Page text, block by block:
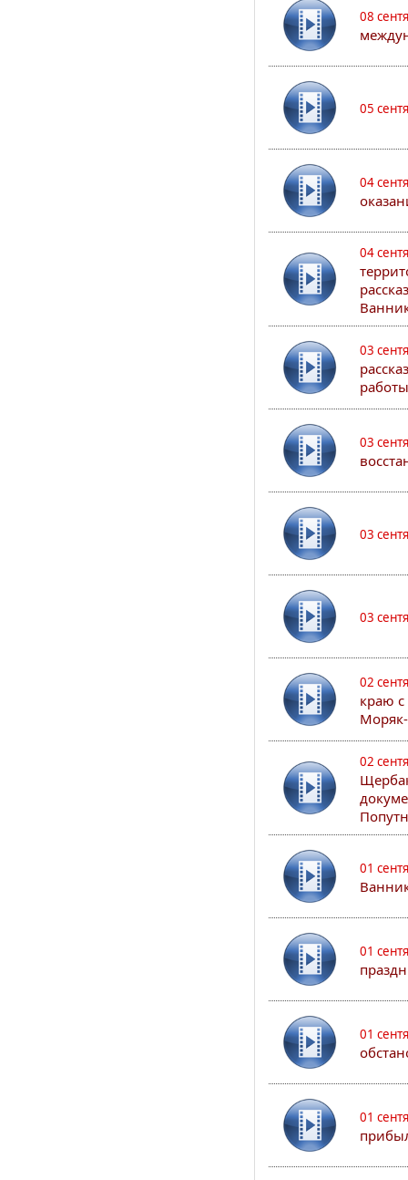
08
05
04
04
03
03
03
03
02
краю
02
01
01
01
01